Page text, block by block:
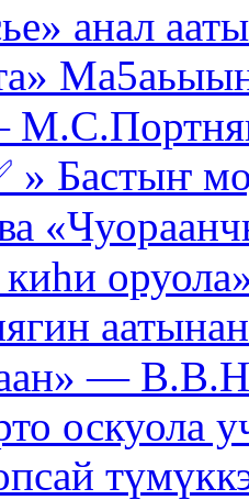
анал
» Бастыҥ
киһи
аатынан
—
оскуола